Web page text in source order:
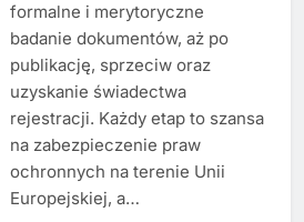
formalne i merytoryczne
badanie dokumentów, aż po
publikację, sprzeciw oraz
uzyskanie świadectwa
rejestracji. Każdy etap to szansa
na zabezpieczenie praw
ochronnych na terenie Unii
Europejskiej, a…